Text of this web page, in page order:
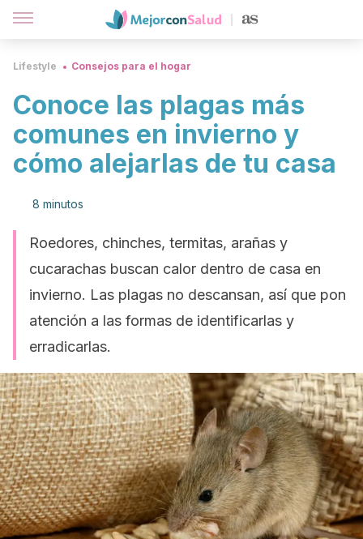
Lifestyle Consejos para el hogar
Conoce las plagas más
comunes en invierno y
cómo alejarlas de tu casa
8 minutos
Roedores, chinches, termitas, arañas y
cucarachas buscan calor dentro de casa en
invierno. Las plagas no descansan, así que pon
atención a las formas de identificarlas y
erradicarlas.